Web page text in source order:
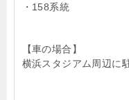
・158系統
【車の場合】
横浜スタジアム周辺に